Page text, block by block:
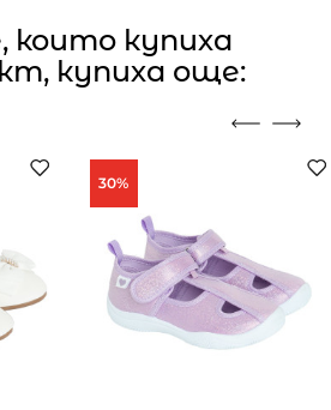
купиха
купиха още:
30%